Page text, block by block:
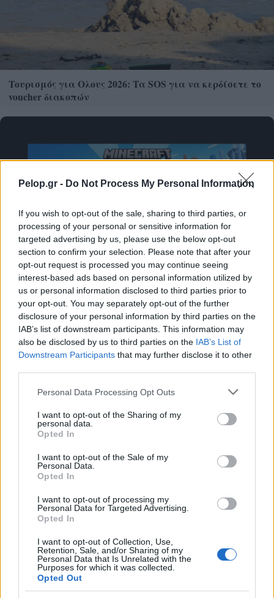
Pelop.gr - Do Not Process My Personal Information
If you wish to opt-out of the sale, sharing to third parties, or
processing of your personal or sensitive information for
targeted advertising by us, please use the below opt-out
section to confirm your selection. Please note that after your
opt-out request is processed you may continue seeing
interest-based ads based on personal information utilized by
us or personal information disclosed to third parties prior to
your opt-out. You may separately opt-out of the further
disclosure of your personal information by third parties on the
IAB’s list of downstream participants. This information may
also be disclosed by us to third parties on the IAB’s List of
Downstream Participants that may further disclose it to other
Please note that this website/app uses one or more Google
not limited to your visit or usage behaviour. You may click to
grant or deny consent to Google and its third-party tags to
use your data for below specified purposes in below Google
consent section.
Personal Data Processing Opt Outs
I want to opt-out of the Sharing of my
personal data.
Opted In
I want to opt-out of the Sale of my
Personal Data.
Opted In
I want to opt-out of processing my
Personal Data for Targeted Advertising.
Opted In
I want to opt-out of Collection, Use,
Retention, Sale, and/or Sharing of my
Personal Data that Is Unrelated with the
Purposes for which it was collected.
Opted Out
Τουρισμός για Ολους 2026: Τα SOS για να κερδίσετε το
voucher διακοπών
Το Minecraft έρχεται στο Nintendo Switch 2 όπως δεν το
έχετε ξαναδεί
Εκατομμύρια οδηγοί «εγκαταλείπουν» το Google Maps
θέλει ίντερνετ